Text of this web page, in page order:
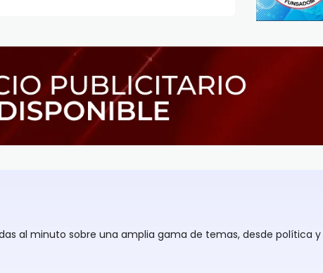
al minuto sobre una amplia gama de temas, desde política